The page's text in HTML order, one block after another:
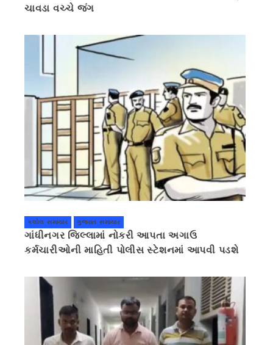
ચાવડા વચ્ચે જંગ
કલોલ સમાચાર ગુજરાત સમાચાર
ગાંધીનગર જિલ્લામાં નોકરી આપતા અગાઉ
કર્મચારીઓની માહિતી પોલીસ સ્ટેશનમાં આપવી પડશે